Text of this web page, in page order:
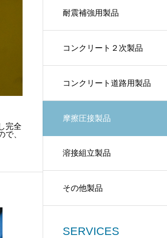
完全
、
耐震補強用製品
コンクリート２次製品
コンクリート道路用製品
摩擦圧接製品
溶接組立製品
その他製品
SERVICES